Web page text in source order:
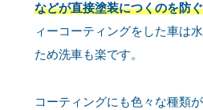
などが直接塗装につくのを防
ィーコーティングをした車は
ため洗車も楽です。
コーティングにも色々な種類